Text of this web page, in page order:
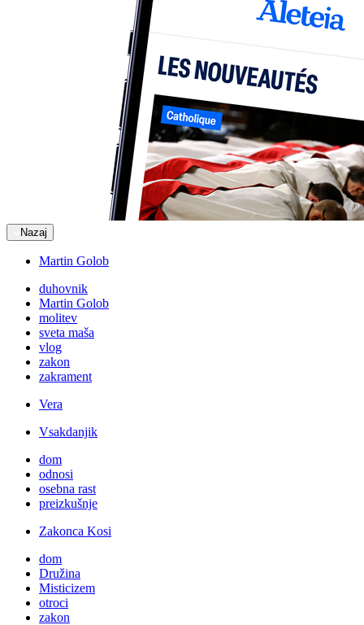
Nazaj
Martin Golob
duhovnik
Martin Golob
molitev
sveta maša
vlog
zakon
zakrament
Vera
Vsakdanjik
dom
odnosi
osebna rast
preizkušnje
Zakonca Kosi
dom
Družina
Misticizem
otroci
zakon